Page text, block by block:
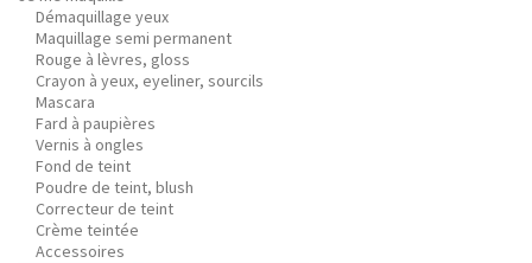
Démaquillage yeux
Maquillage semi permanent
Rouge à lèvres, gloss
Crayon à yeux, eyeliner, sourcils
Mascara
Fard à paupières
Vernis à ongles
Fond de teint
Poudre de teint, blush
Correcteur de teint
Crème teintée
Accessoires